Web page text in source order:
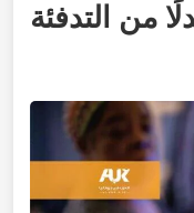
من التدفئة